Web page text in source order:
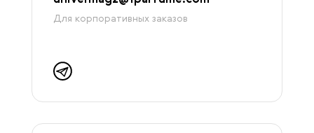
Для корпоративных заказов